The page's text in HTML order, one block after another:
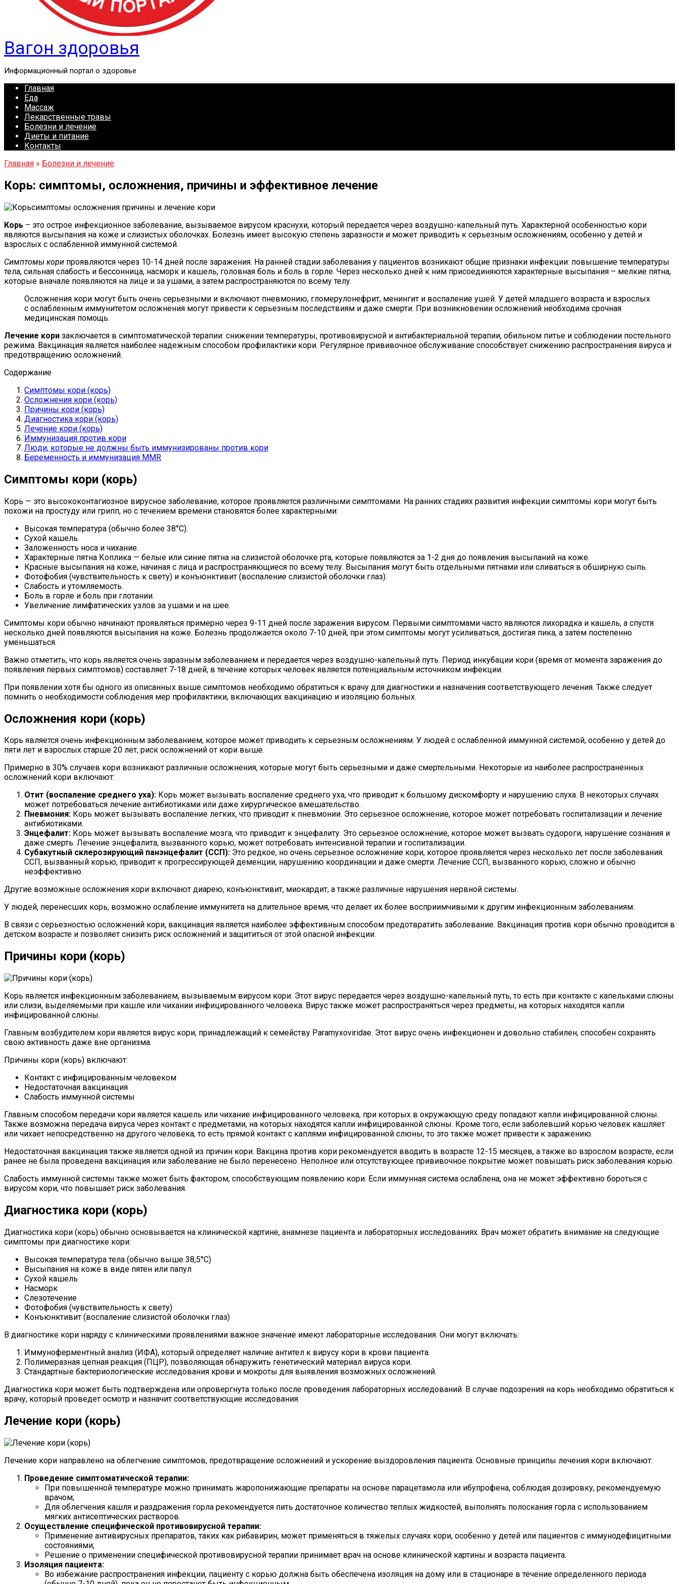
Вагон здоровья
Информационный портал о здоровье
Главная
Еда
Массаж
Лекарственные травы
Болезни и лечение
Диеты и питание
Контакты
Главная » Болезни и лечение
Корь: симптомы, осложнения, причины и эффективное лечение
Корь – это острое инфекционное заболевание, вызываемое вирусом краснухи, который передается через воздушно-капельный путь. Характерной особенностью кори
являются высыпания на коже и слизистых оболочках. Болезнь имеет высокую степень заразности и может приводить к серьезным осложнениям, особенно у детей и
взрослых с ослабленной иммунной системой.
Симптомы кори проявляются через 10-14 дней после заражения. На ранней стадии заболевания у пациентов возникают общие признаки инфекции: повышение температуры
тела, сильная слабость и бессонница, насморк и кашель, головная боль и боль в горле. Через несколько дней к ним присоединяются характерные высыпания – мелкие пятна,
которые вначале появляются на лице и за ушами, а затем распространяются по всему телу.
Осложнения кори могут быть очень серьезными и включают пневмонию, гломерулонефрит, менингит и воспаление ушей. У детей младшего возраста и взрослых
с ослабленным иммунитетом осложнения могут привести к серьезным последствиям и даже смерти. При возникновении осложнений необходима срочная
медицинская помощь.
Лечение кори заключается в симптоматической терапии: снижении температуры, противовирусной и антибактериальной терапии, обильном питье и соблюдении постельного
режима. Вакцинация является наиболее надежным способом профилактики кори. Регулярное прививочное обслуживание способствует снижению распространения вируса и
предотвращению осложнений.
Содержание
Симптомы кори (корь)
Осложнения кори (корь)
Причины кори (корь)
Диагностика кори (корь)
Лечение кори (корь)
Иммунизация против кори
Люди, которые не должны быть иммунизированы против кори
Беременность и иммунизация MMR
Симптомы кори (корь)
Корь — это высококонтагиозное вирусное заболевание, которое проявляется различными симптомами. На ранних стадиях развития инфекции симптомы кори могут быть
похожи на простуду или грипп, но с течением времени становятся более характерными:
Высокая температура (обычно более 38°C).
Сухой кашель.
Заложенность носа и чихание.
Характерные пятна Коплика — белые или синие пятна на слизистой оболочке рта, которые появляются за 1-2 дня до появления высыпаний на коже.
Красные высыпания на коже, начиная с лица и распространяющиеся по всему телу. Высыпания могут быть отдельными пятнами или сливаться в обширную сыпь.
Фотофобия (чувствительность к свету) и конъюнктивит (воспаление слизистой оболочки глаз).
Слабость и утомляемость.
Боль в горле и боль при глотании.
Увеличение лимфатических узлов за ушами и на шее.
Симптомы кори обычно начинают проявляться примерно через 9-11 дней после заражения вирусом. Первыми симптомами часто являются лихорадка и кашель, а спустя
несколько дней появляются высыпания на коже. Болезнь продолжается около 7-10 дней, при этом симптомы могут усиливаться, достигая пика, а затем постепенно
уменьшаться.
Важно отметить, что корь является очень заразным заболеванием и передается через воздушно-капельный путь. Период инкубации кори (время от момента заражения до
появления первых симптомов) составляет 7-18 дней, в течение которых человек является потенциальным источником инфекции.
При появлении хотя бы одного из описанных выше симптомов необходимо обратиться к врачу для диагностики и назначения соответствующего лечения. Также следует
помнить о необходимости соблюдения мер профилактики, включающих вакцинацию и изоляцию больных.
Осложнения кори (корь)
Корь является очень инфекционным заболеванием, которое может приводить к серьезным осложнениям. У людей с ослабленной иммунной системой, особенно у детей до
пяти лет и взрослых старше 20 лет, риск осложнений от кори выше.
Примерно в 30% случаев кори возникают различные осложнения, которые могут быть серьезными и даже смертельными. Некоторые из наиболее распространенных
осложнений кори включают:
Отит (воспаление среднего уха): Корь может вызывать воспаление среднего уха, что приводит к большому дискомфорту и нарушению слуха. В некоторых случаях
может потребоваться лечение антибиотиками или даже хирургическое вмешательство.
Пневмония: Корь может вызывать воспаление легких, что приводит к пневмонии. Это серьезное осложнение, которое может потребовать госпитализации и лечение
антибиотиками.
Энцефалит: Корь может вызывать воспаление мозга, что приводит к энцефалиту. Это серьезное осложнение, которое может вызвать судороги, нарушение сознания и
даже смерть. Лечение энцефалита, вызванного корью, может потребовать интенсивной терапии и госпитализации.
Субакутный склерозирующий панэнцефалит (ССП): Это редкое, но очень серьезное осложнение кори, которое проявляется через несколько лет после заболевания.
ССП, вызванный корью, приводит к прогрессирующей деменции, нарушению координации и даже смерти. Лечение ССП, вызванного корью, сложно и обычно
неэффективно.
Другие возможные осложнения кори включают диарею, конъюнктивит, миокардит, а также различные нарушения нервной системы.
У людей, перенесших корь, возможно ослабление иммунитета на длительное время, что делает их более восприимчивыми к другим инфекционным заболеваниям.
В связи с серьезностью осложнений кори, вакцинация является наиболее эффективным способом предотвратить заболевание. Вакцинация против кори обычно проводится в
детском возрасте и позволяет снизить риск осложнений и защититься от этой опасной инфекции.
Причины кори (корь)
Корь является инфекционным заболеванием, вызываемым вирусом кори. Этот вирус передается через воздушно-капельный путь, то есть при контакте с капельками слюны
или слизи, выделяемыми при кашле или чихании инфицированного человека. Вирус также может распространяться через предметы, на которых находятся капли
инфицированной слюны.
Главным возбудителем кори является вирус кори, принадлежащий к семейству Paramyxoviridae. Этот вирус очень инфекционен и довольно стабилен, способен сохранять
свою активность даже вне организма.
Причины кори (корь) включают:
Контакт с инфицированным человеком
Недостаточная вакцинация
Слабость иммунной системы
Главным способом передачи кори является кашель или чихание инфицированного человека, при которых в окружающую среду попадают капли инфицированной слюны.
Также возможна передача вируса через контакт с предметами, на которых находятся капли инфицированной слюны. Кроме того, если заболевший корью человек кашляет
или чихает непосредственно на другого человека, то есть прямой контакт с каплями инфицированной слюны, то это также может привести к заражению.
Недостаточная вакцинация также является одной из причин кори. Вакцина против кори рекомендуется вводить в возрасте 12-15 месяцев, а также во взрослом возрасте, если
ранее не была проведена вакцинация или заболевание не было перенесено. Неполное или отсутствующее прививочное покрытие может повышать риск заболевания корью.
Слабость иммунной системы также может быть фактором, способствующим появлению кори. Если иммунная система ослаблена, она не может эффективно бороться с
вирусом кори, что повышает риск заболевания.
Диагностика кори (корь)
Диагностика кори (корь) обычно основывается на клинической картине, анамнезе пациента и лабораторных исследованиях. Врач может обратить внимание на следующие
симптомы при диагностике кори:
Высокая температура тела (обычно выше 38,5°C)
Высыпания на коже в виде пятен или папул
Сухой кашель
Насморк
Слезотечение
Фотофобия (чувствительность к свету)
Конъюнктивит (воспаление слизистой оболочки глаз)
В диагностике кори наряду с клиническими проявлениями важное значение имеют лабораторные исследования. Они могут включать:
Иммуноферментный анализ (ИФА), который определяет наличие антител к вирусу кори в крови пациента.
Полимеразная цепная реакция (ПЦР), позволяющая обнаружить генетический материал вируса кори.
Стандартные бактериологические исследования крови и мокроты для выявления возможных осложнений.
Диагностика кори может быть подтверждена или опровергнута только после проведения лабораторных исследований. В случае подозрения на корь необходимо обратиться к
врачу, который проведет осмотр и назначит соответствующие исследования.
Лечение кори (корь)
Лечение кори направлено на облегчение симптомов, предотвращение осложнений и ускорение выздоровления пациента. Основные принципы лечения кори включают:
Проведение симптоматической терапии:
При повышенной температуре можно принимать жаропонижающие препараты на основе парацетамола или ибупрофена, соблюдая дозировку, рекомендуемую
врачом;
Для облегчения кашля и раздражения горла рекомендуется пить достаточное количество теплых жидкостей, выполнять полоскания горла с использованием
мягких антисептических растворов.
Осуществление специфической противовирусной терапии:
Применение антивирусных препаратов, таких как рибавирин, может применяться в тяжелых случаях кори, особенно у детей или пациентов с иммунодефицитными
состояниями;
Решение о применении специфической противовирусной терапии принимает врач на основе клинической картины и возраста пациента.
Изоляция пациента:
Во избежание распространения инфекции, пациенту с корью должна быть обеспечена изоляция на дому или в стационаре в течение определенного периода